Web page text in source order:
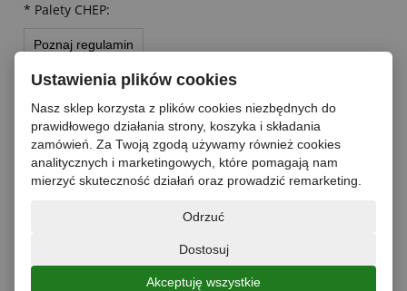
* Palety CHEP:
Poznaj regulamin
Stopień gazowania:
paleta
zapytaj o produkt poleć znajomemu
Ustawienia plików cookies
Nasz sklep korzysta z plików cookies niezbędnych do
prawidłowego działania strony, koszyka i składania
zamówień. Za Twoją zgodą używamy również cookies
analitycznych i marketingowych, które pomagają nam
mierzyć skuteczność działań oraz prowadzić remarketing.
Odrzuć
Dostosuj
Akceptuję wszystkie